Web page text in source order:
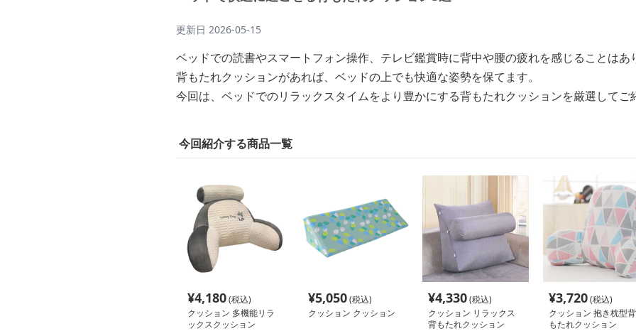
更新日 2026-05-15
ベッドでの読書やスマートフォン操作、テレビ鑑賞時に背中や腰の疲れを感じることはあ
背もたれクッションがあれば、ベッドの上でも快適な姿勢を保てます。
今回は、ベッドでのリラックスタイムをより豊かにする背もたれクッションを厳選してご
今回紹介する商品一覧
¥4,180(税込)
クッション 多機能リラ
ックスクッション
¥5,050(税込)
クッション クッション
¥4,330(税込)
クッション リラックス
背もたれクッション
¥3,720(税込)
クッション 抱き枕型背
もたれクッション